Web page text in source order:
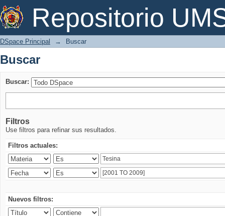
Repositorio
Buscar
DSpace Principal → Buscar
Buscar
Buscar:
Filtros
Use filtros para refinar sus resultados.
Filtros actuales:
Nuevos filtros: